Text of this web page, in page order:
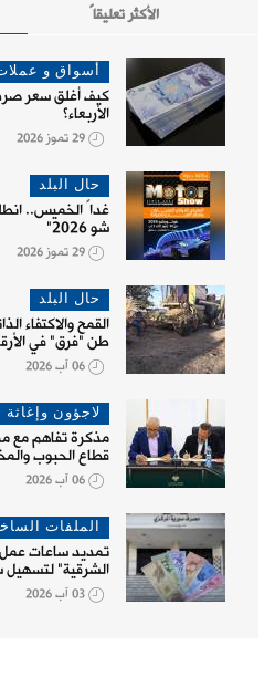
الأكثر تعليقاً
أسواق و
كيف أغلق سعر صرف
الأربعاء؟
29 تموز 2026
حال البلد
غداً الخميس..
شو 2026"
29 تموز 2026
حال البلد
طن "فرق" في
06 آب 2026
لاجؤون وإغاثة
مذكرة تفاهم مع
قطاع الحبوب
06 آب 2026
الملفات
تمديد ساعات عمل
الشرقية" لتسهيل
03 آب 2026